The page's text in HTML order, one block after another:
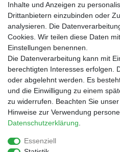
Shop
Zahlungs- und
Warenkorb
Kasse
Mein Konto
Kontakt
Facebook
Service
Inhalte und Anzeigen zu
Drittanbietern einzubinden oder
analysieren. Die
Cookies. Wir teilen diese Daten
Einstellungen benennen.
Die Datenverarbeitung kann mit
berechtigten Interesses erfolgen.
oder abgelehnt werden. Es
und die Einwilligung zu einem
zu widerrufen. Beachten Sie unser
Hinweise zur Verwendung
Daten­schutz­erklärung
Essenziell